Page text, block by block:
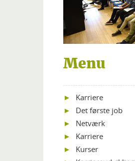
Menu
Karriere
Det første job
Netværk
Karriere
Kurser